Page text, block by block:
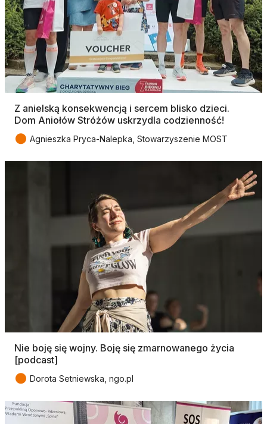
Z anielską konsekwencją i sercem blisko dzieci.
Dom Aniołów Stróżów uskrzydla codzienność!
● Agnieszka Pryca-Nalepka, Stowarzyszenie MOST
Nie boję się wojny. Boję się zmarnowanego życia
[podcast]
● Dorota Setniewska, ngo.pl